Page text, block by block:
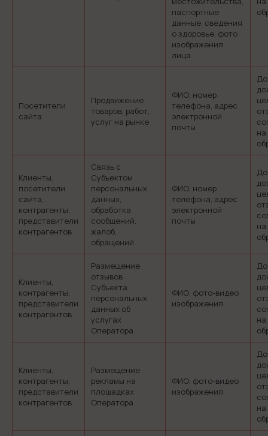
паспортные
данные, сведения
о здоровье, фото
изображения
лица.
Посетители
сайта
Продвижение
товаров, работ,
услуг на рынке
ФИО, номер
телефона, адрес
электронной
почты
До
на
Клиенты,
посетители
сайта,
контрагенты,
представители
контрагентов
Связь с
Субъектом
персональных
данных,
обработка
сообщений,
жалоб,
обращений
ФИО, номер
телефона, адрес
электронной
почты
До
на
Клиенты,
контрагенты,
представители
контрагентов
Размещение
отзывов
Субъекта
персональных
данных об
услугах
Оператора
ФИО, фото-видео
изображения
До
на
Клиенты,
контрагенты,
представители
контрагентов
Размещение
рекламы на
площадках
Оператора
ФИО, фото-видео
изображения
До
на